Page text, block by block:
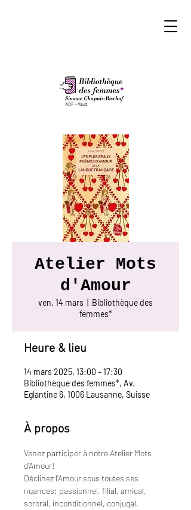
Atelier Mots
d'Amour
ven. 14 mars
Bibliothèque des
femmes*
Heure & lieu
14 mars 2025, 13:00 – 17:30
Bibliothèque des femmes*, Av.
Eglantine 6, 1006 Lausanne, Suisse
À propos
Venez participer à notre Atelier Mots
d’Amour!
Déclinez l’Amour sous toutes ses
nuances: passionnel, filial, amical,
sororal, inconditionnel, conjugal,